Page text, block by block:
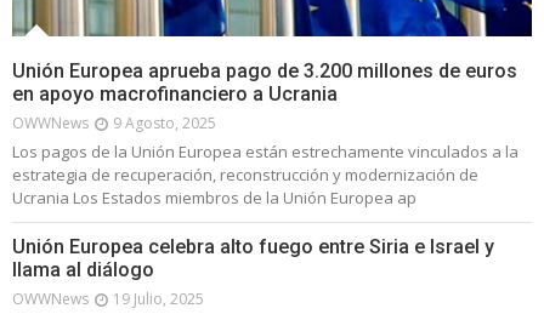
Unión Europea aprueba pago de 3.200 millones de euros
en apoyo macrofinanciero a Ucrania
OWWNews 9 Agosto, 2025
Los pagos de la Unión Europea están estrechamente vinculados a la
estrategia de recuperación, reconstrucción y modernización de
Ucrania Los Estados miembros de la Unión Europea ap
Unión Europea celebra alto fuego entre Siria e Israel y
llama al diálogo
OWWNews 19 Julio, 2025